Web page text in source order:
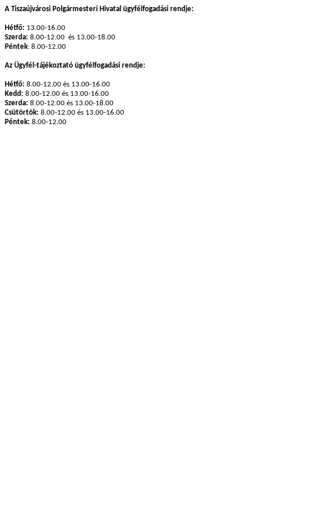
A Tiszaújvárosi Polgármesteri Hivatal ügyfélfogadási rendje:
Hétfő: 13.00-16.00
Szerda: 8.00-12.00 és 13.00-18.00
Péntek: 8.00-12.00
Az Ügyfél-tájékoztató ügyfélfogadási rendje:
Hétfő: 8.00-12.00 és 13.00-16.00
Kedd: 8.00-12.00 és 13.00-16.00
Szerda: 8.00-12.00 és 13.00-18.00
Csütörtök: 8.00-12.00 és 13.00-16.00
Péntek: 8.00-12.00